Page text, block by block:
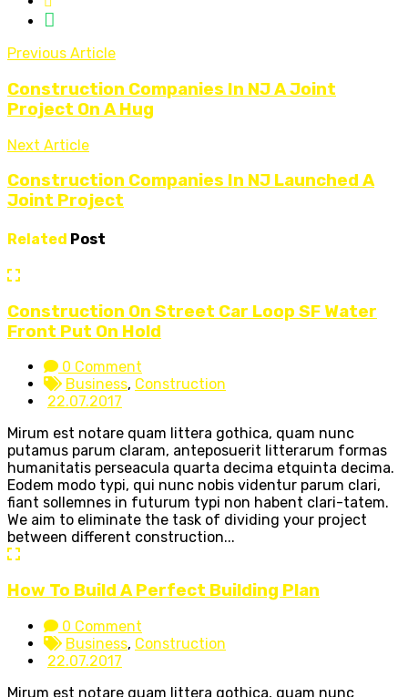
Previous Article
Construction Companies In NJ A Joint
Project On A Hug
Next Article
Construction Companies In NJ Launched A
Joint Project
Related Post
Construction On Street Car Loop SF Water
Front Put On Hold
0 Comment
Business, Construction
22.07.2017
Mirum est notare quam littera gothica, quam nunc
putamus parum claram, anteposuerit litterarum formas
humanitatis perseacula quarta decima etquinta decima.
Eodem modo typi, qui nunc nobis videntur parum clari,
fiant sollemnes in futurum typi non habent clari-tatem.
We aim to eliminate the task of dividing your project
between different construction...
How To Build A Perfect Building Plan
0 Comment
Business, Construction
22.07.2017
Mirum est notare quam littera gothica, quam nunc